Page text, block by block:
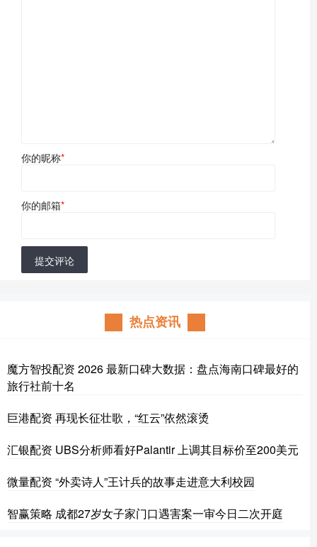
你的昵称*
你的邮箱*
提交评论
热点资讯
魔方智投配资 2026 最新口碑大数据：盘点海南口碑最好的
旅行社前十名
巨港配资 再现长征壮歌，“红云”依然滚烫
汇银配资 UBS分析师看好Palantir 上调其目标价至200美元
微量配资 “外卖诗人”王计兵的故事走进意大利校园
智赢策略 成都27岁女子家门口遇害案一审今日二次开庭